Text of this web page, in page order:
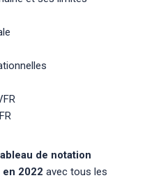
de notation
en 2022 avec tous les